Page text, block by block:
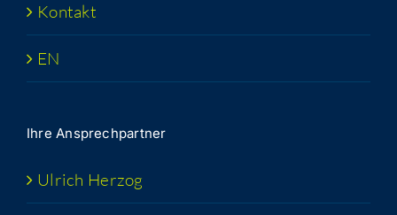
Kon­takt
EN
Ihre Ansprech­part­ner
Ulrich Her­zog